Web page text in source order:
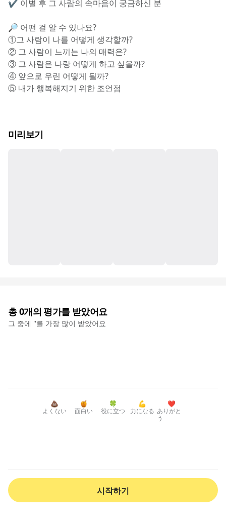
✔️ 이별 후 그 사람의 속마음이 궁금하신 분
🔎 어떤 걸 알 수 있나요?
①그 사람이 나를 어떻게 생각할까?
② 그 사람이 느끼는 나의 매력은?
③ 그 사람은 나랑 어떻게 하고 싶을까?
④ 앞으로 우린 어떻게 될까?
⑤ 내가 행복해지기 위한 조언점
미리보기
총0개의 평가를 받았어요
그 중에 ''를 가장 많이 받았어요
💩
よくない
🍯
面白い
🍀
役に立つ
💪
力になる
❤️
ありがと
う
시작하기